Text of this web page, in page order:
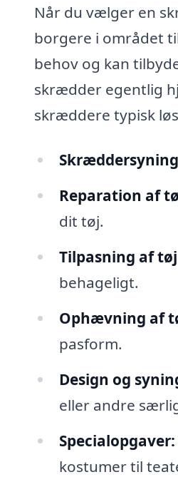
Når du vælger en
borgere i området
behov og kan
skrædder egentlig
skræddere typisk
Reparation af
dit tøj.
Tilpasning af
behageligt.
Ophævning af
pasform.
Design og
eller andre
Specialopgaver:
kostumer til